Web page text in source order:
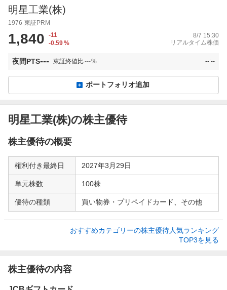
明星工業(株)
1976 東証PRM
1,840
-11
-0.59%
8/7 15:30
リアルタイム株価
夜間PTS--- 東証終値比---% --:--
ポートフォリオ追加
明星工業(株)の株主優待
株主優待の概要
権利付き最終日 2027年3月29日
単元株数 100株
優待の種類 買い物券・プリペイドカード、その他
おすすめカテゴリーの株主優待人気ランキング
TOP3を見る
株主優待の内容